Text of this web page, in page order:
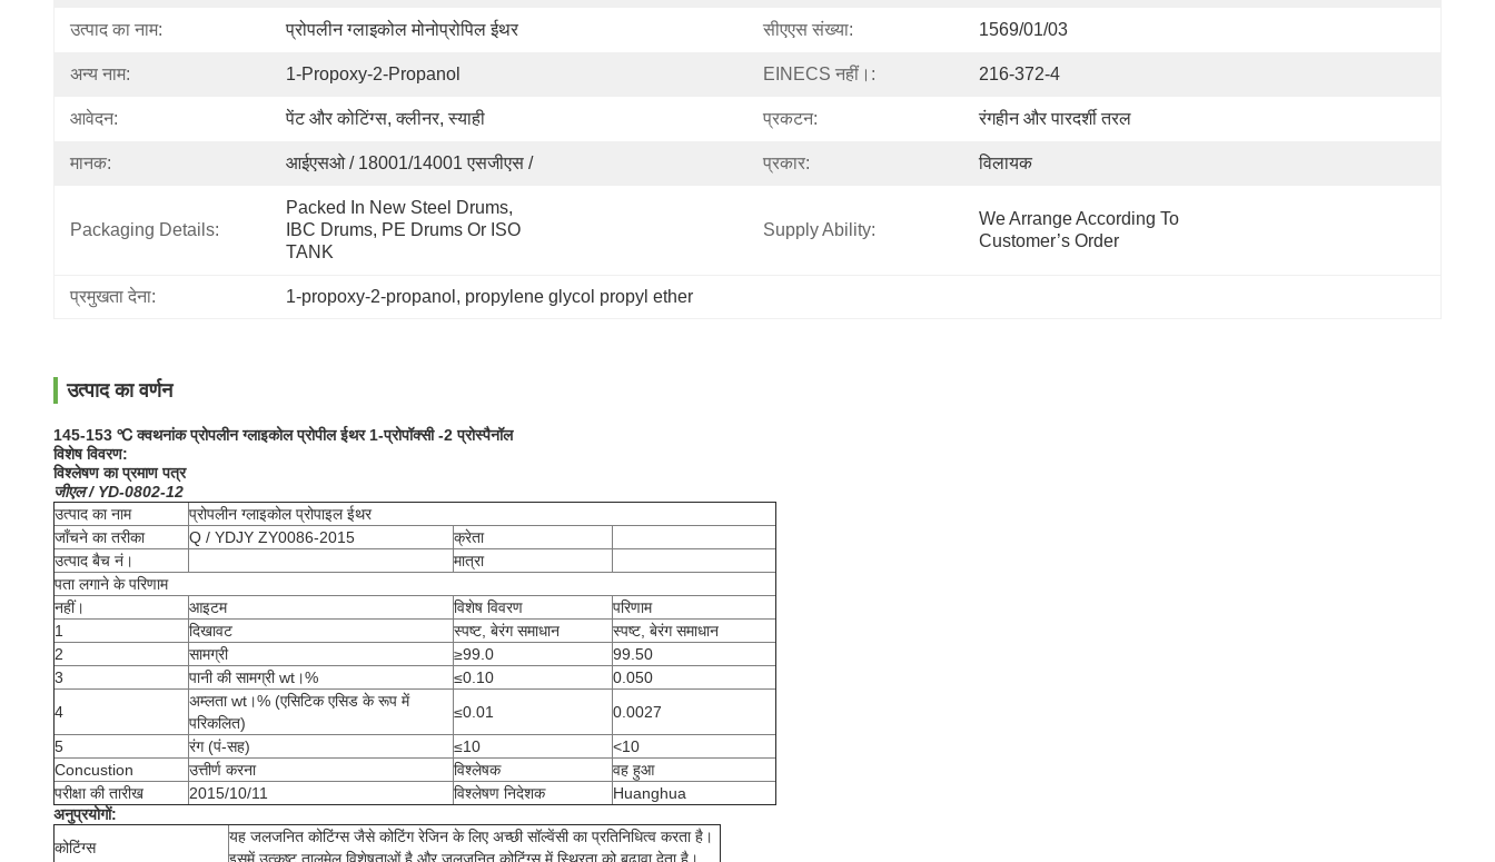
उत्पाद का नाम: प्रोपलीन ग्लाइकोल मोनोप्रोपिल ईथर सीएएस संख्या: 1569/01/03
अन्य नाम: 1-Propoxy-2-Propanol EINECS नहीं।: 216-372-4
आवेदन: पेंट और कोटिंग्स, क्लीनर, स्याही प्रकटन: रंगहीन और पारदर्शी तरल
मानक: आईएसओ / 18001/14001 एसजीएस / प्रकार: विलायक
Packaging Details:
Packed In New Steel Drums,
IBC Drums, PE Drums Or ISO
TANK
Supply Ability:
We Arrange According To
Customer’s Order
प्रमुखता देना: 1-propoxy-2-propanol , propylene glycol propyl ether
उत्पाद का वर्णन
145-153 ℃ क्वथनांक प्रोपलीन ग्लाइकोल प्रोपील ईथर 1-प्रोपॉक्सी -2 प्रोस्पैनॉल
विशेष विवरण:
विश्लेषण का प्रमाण पत्र
जीएल / YD-0802-12
उत्पाद का नाम
प्रोपलीन ग्लाइकोल प्रोपाइल ईथर
जाँचने का तरीका
Q / YDJY ZY0086-2015
क्रेता
उत्पाद बैच नं।
मात्रा
पता लगाने के परिणाम
नहीं।
आइटम विशेष विवरण
परिणाम
1
दिखावट स्पष्ट, बेरंग समाधान
स्पष्ट, बेरंग समाधान
2
सामग्री ≥99.0
99.50
3
पानी की सामग्री wt।% ≤0.10
0.050
4
अम्लता wt।% (एसिटिक एसिड के रूप में
परिकलित)
≤0.01
0.0027
5
रंग (पं-सह) ≤10
<10
Concustion
उत्तीर्ण करना विश्लेषक
वह हुआ
परीक्षा की तारीख
2015/10/11 विश्लेषण निदेशक
Huanghua
अनुप्रयोगों:
कोटिंग्स
यह जलजनित कोटिंग्स जैसे कोटिंग रेजिन के लिए अच्छी सॉल्वेंसी का प्रतिनिधित्व करता है।